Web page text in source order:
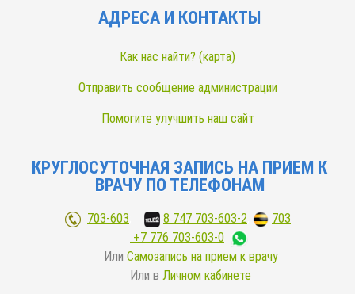
АДРЕСА И КОНТАКТЫ
Как нас найти? (карта)
Отправить сообщение администрации
Помогите улучшить наш сайт
КРУГЛОСУТОЧНАЯ ЗАПИСЬ НА ПРИЕМ К
ВРАЧУ ПО ТЕЛЕФОНАМ
703-603 8 747 703-603-2
703
+7 776 703-603-0
Или Самозапись на прием к врачу
Или в Личном кабинете